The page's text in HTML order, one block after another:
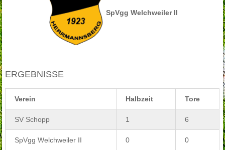
SpVgg Welchweiler II
ERGEBNISSE
Verein Halbzeit Tore
SV Schopp 1 6
SpVgg Welchweiler II 0 0